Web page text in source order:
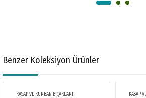
Benzer Koleksiyon Ürünler
KASAP VE KURBAN BIÇAKLARI KASAP